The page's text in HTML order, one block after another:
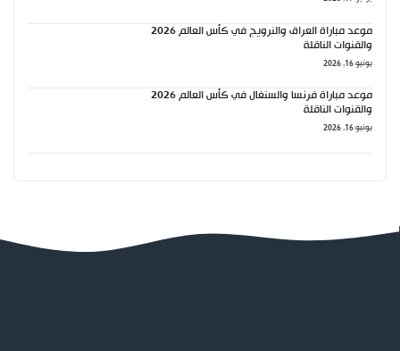
موعد مباراة العراق والنرويج في كأس العالم 2026
والقنوات الناقلة
يونيو 16, 2026
موعد مباراة فرنسا والسنغال في كأس العالم 2026
والقنوات الناقلة
يونيو 16, 2026